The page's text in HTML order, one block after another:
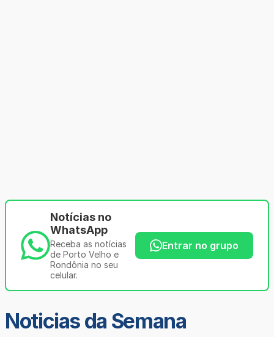
Notícias no
WhatsApp
Receba as notícias
de Porto Velho e
Rondônia no seu
celular.
Entrar no grupo
Noticias da Semana